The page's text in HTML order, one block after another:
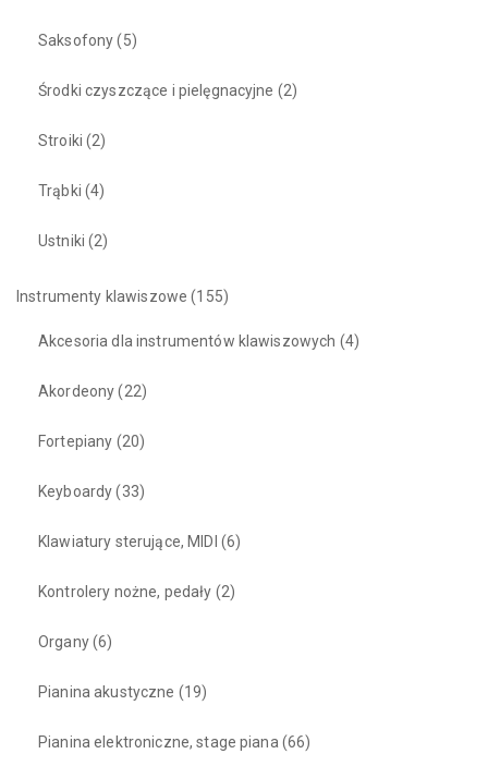
Saksofony(5)
Środki czyszczące i pielęgnacyjne (2)
Stroiki (2)
Trąbki (4)
Ustniki (2)
Instrumenty klawiszowe (155)
Akcesoria dla instrumentów klawiszowych (4)
Akordeony(22)
Fortepiany (20)
Keyboardy(33)
Klawiatury sterujące, MIDI (6)
Kontrolery nożne, pedały (2)
Organy(6)
Pianina akustyczne (19)
Pianina elektroniczne, stage piana (66)